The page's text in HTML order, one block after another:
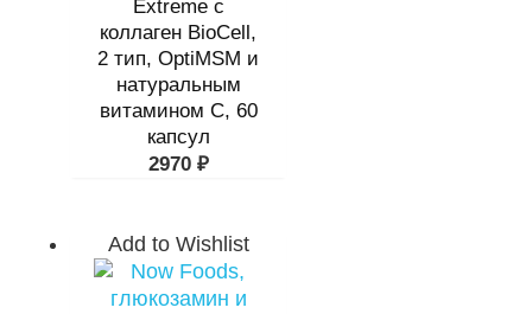
Extreme с
коллаген BioCell,
2 тип, OptiMSM и
натуральным
витамином C, 60
капсул
2970 ₽
Add to Wishlist